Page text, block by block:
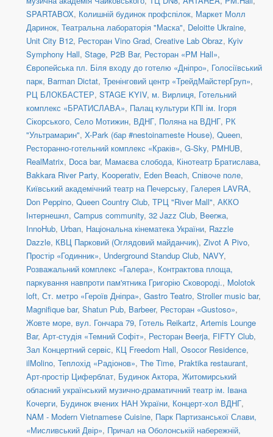
SPARTABOX, Колишній будинок профспілок, Маркет Молл
Даринок, Театральна лабораторія "Маска", Deloitte Ukraine,
Unit City B12, Ресторан Vino Grad, Creative Lab Obraz, Kyiv
Symphony Hall, Stage, P2B Bar, Ресторан «PM Hall»,
Європейська пл. Біля входу до готелю «Дніпро», Голосіївський
парк, Barman Dictat, Тренінговий центр «ТрейдМайстерГруп»,
РЦ БЛОКБАСТЕР, STAGE KYIV, м. Вирлиця, Готельний
комплекс «БРАТИСЛАВА», Палац культури КПІ ім. Ігоря
Сікорського, Село Мотижин, ВДНГ, Поляна на ВДНГ, РК
"Ультрамарин", X-Park (бар #nestoinameste House), Queen,
Ресторанно-готельний комплекс «Краків», G-Sky, PMHUB,
RealMatrix, Doca bar, Мамаєва слобода, Кінотеатр Братислава,
Bakkara River Party, Kooperativ, Eden Beach, Співоче поле,
Київський академічний театр на Печерську, Галерея LAVRA,
Don Peppino, Queen Country Club, ТРЦ "River Mall", АККО
Інтернешнл, Campus community, 32 Jazz Club, Beerжа,
InnoHub, Urban, Національна кінематека України, Razzle
Dazzle, КВЦ Парковий (Оглядовий майданчик), Zivot A Pivo,
Простір «Годинник», Underground Standup Club, NAVY,
Розважальний комплекс «Галера», Контрактова площа,
паркування навпроти пам'ятника Григорію Сковороді., Molotok
loft, Ст. метро «Героїв Дніпра», Gastro Teatro, Stroller music bar,
Magnifique bar, Shatun Pub, Barbeer, Ресторан «Gustoso»,
Жовте море, вул. Гончара 79, Готель Reikartz, Artemis Lounge
Bar, Арт-студія «Темний Софіт», Ресторан Beerja, FIFTY Club,
Зал Концертний сервіс, КЦ Freedom Hall, Osocor Residence,
ilMolino, Теплохід «Радіонов», The Time, Praktika restaurant,
Арт-простір Циферблат, Будинок Актора, Житомирський
обласний український музично-драматичний театр ім. Івана
Кочерги, Будинок вчених НАН України, Концерт-хол ВДНГ,
NAM - Modern Vietnamese Cuisine, Парк Партизанської Слави,
«Мисливський Двір», Причал на Оболонській набережній,